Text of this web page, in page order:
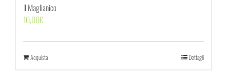
Il Maglianico
10,00€
Acquista Dettagli